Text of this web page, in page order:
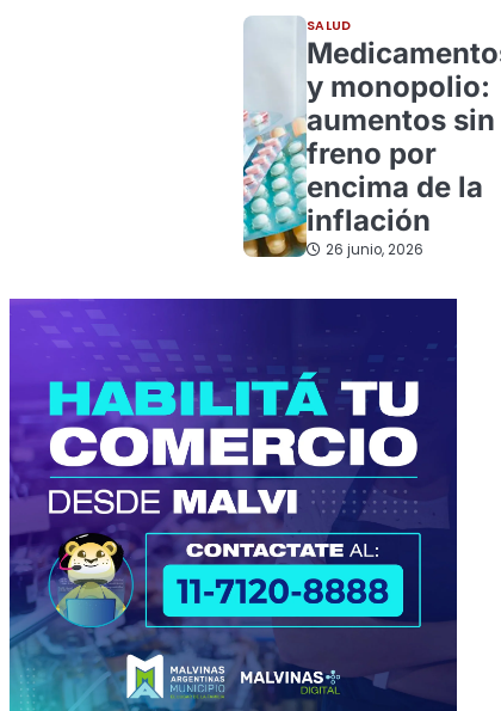
SALUD
y monopolio:
aumentos sin
freno por
encima de la
inflación
26 junio, 2026